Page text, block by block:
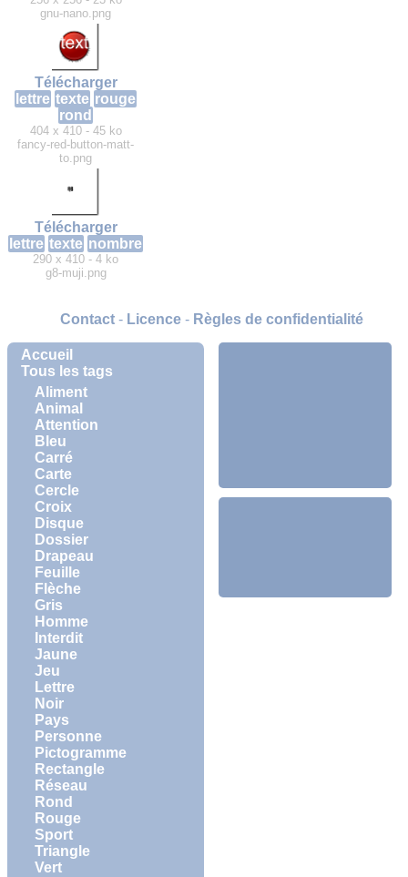
Accueil
Tous les tags
Aliment
Animal
Attention
Bleu
Carré
Carte
Cercle
Croix
Disque
Dossier
Drapeau
Feuille
Flèche
Gris
Homme
Interdit
Jaune
Jeu
Lettre
Noir
Pays
Personne
Pictogramme
Rectangle
Réseau
Rond
Rouge
Sport
Triangle
Vert
gnu-nano.png
Télécharger
lettre texte rouge
rond
404 x 410 - 45 ko
fancy-red-button-matt-
to.png
Télécharger
lettre texte nombre
290 x 410 - 4 ko
g8-muji.png
Contact- Licence- Règles de confidentialité